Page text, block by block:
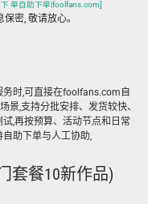
单自助下单|foolfans.com]
密, 敬请放心。
时,可直接在foolfans.com自
景,支持分批安排、发货较快、
,再按预算、活动节点和日常
助下单与人工协助,
套餐10新作品)